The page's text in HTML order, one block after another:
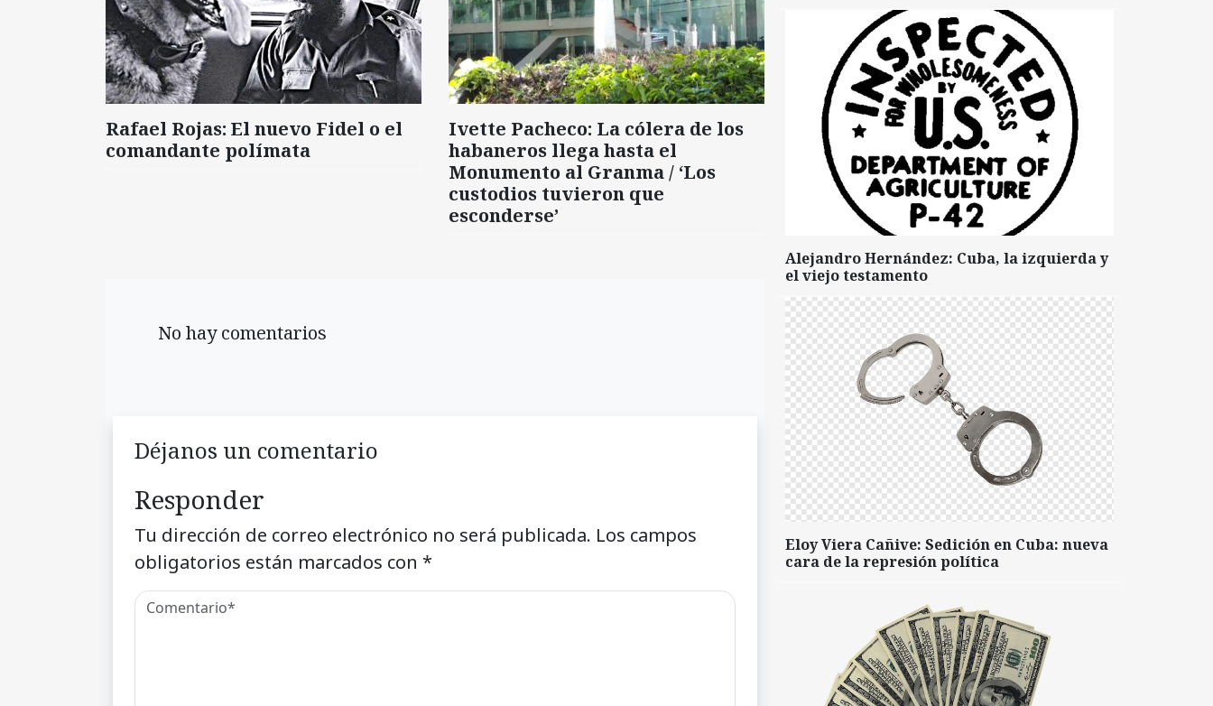
Rafael Rojas: El nuevo Fidel o el
comandante polímata
Ivette Pacheco: La cólera de los
habaneros llega hasta el
Monumento al Granma / ‘Los
custodios tuvieron que
esconderse’
No hay comentarios
Déjanos un comentario
Responder
Tu dirección de correo electrónico no será publicada. Los campos
obligatorios están marcados con *
Alejandro Hernández: Cuba, la izquierda y
el viejo testamento
Eloy Viera Cañive: Sedición en Cuba: nueva
cara de la represión política